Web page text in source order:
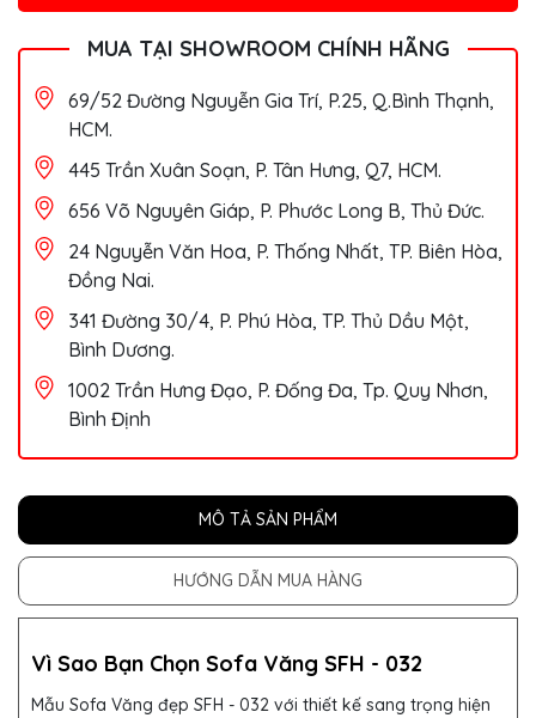
MUA TẠI SHOWROOM CHÍNH HÃNG
69/52 Đường Nguyễn Gia Trí, P.25, Q.Bình Thạnh,
HCM.
445 Trần Xuân Soạn, P. Tân Hưng, Q7, HCM.
656 Võ Nguyên Giáp, P. Phước Long B, Thủ Đức.
24 Nguyễn Văn Hoa, P. Thống Nhất, TP. Biên Hòa,
Đồng Nai.
341 Đường 30/4, P. Phú Hòa, TP. Thủ Dầu Một,
Bình Dương.
1002 Trần Hưng Đạo, P. Đống Đa, Tp. Quy Nhơn,
Bình Định
MÔ TẢ SẢN PHẨM
HƯỚNG DẪN MUA HÀNG
Vì Sao Bạn Chọn Sofa Văng SFH - 032
Mẫu Sofa Văng đẹp SFH - 032 với thiết kế sang trọng hiện